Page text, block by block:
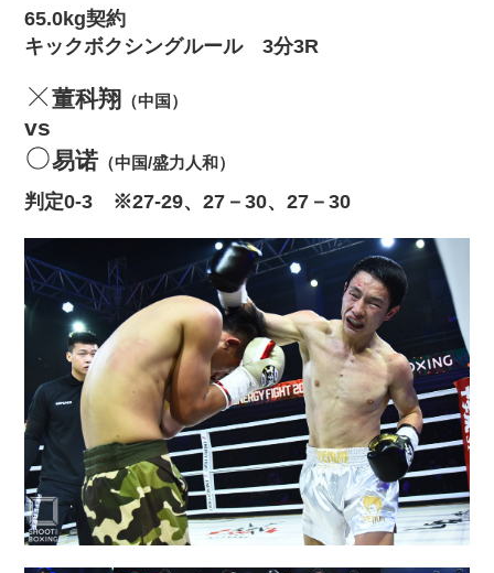
65.0kg契約
キックボクシングルール 3分3R
董科翔 （中国）
vs
易诺（中国/盛力人和）
判定0‐3 ※27‐29、27－30、27－30